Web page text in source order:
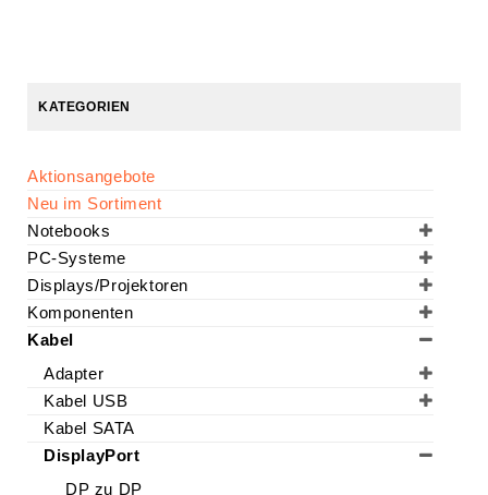
KATEGORIEN
Aktionsangebote
Neu im Sortiment
Notebooks
PC-Systeme
Displays/Projektoren
Komponenten
Kabel
Adapter
Kabel USB
Kabel SATA
DisplayPort
DP zu DP